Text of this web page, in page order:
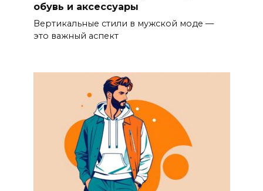
обувь и аксессуары
Вертикальные стили в мужской моде —
это важный аспект